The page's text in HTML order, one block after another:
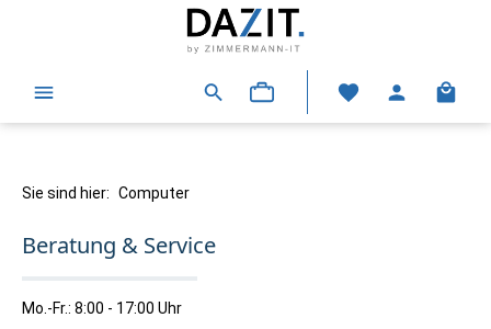
Sie sind hier: Computer
Beratung & Service
Mo.-Fr.: 8:00 - 17:00 Uhr